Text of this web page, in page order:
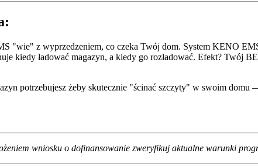
"wie" z wyprzedzeniem, co czeka Twój dom. System KENO
kiedy ładować magazyn, a kiedy go rozładować. Efekt? Twój
potrzebujesz żeby skutecznie "ścinać szczyty" w swoim
wniosku o dofinansowanie zweryfikuj aktualne warunki